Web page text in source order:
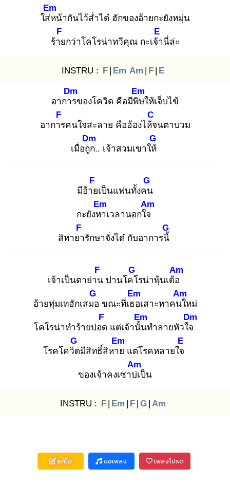
ใส่ห
Em
น้ากันไว้ส่ำได๋ ฮักของอ้ายกะยังหมุ่น
ร้าย
F
กว่าโคโรน่าทวีคุณ กะเจ้า
E
นี่ล่ะ
INSTRU : F | Em Am | F | E
อาการ
Dm
ของโควิด คือมีพิษ
Em
ให้เจ็บไข้
อาการ
F
คนใจสะลาย คือฮ้องไห้จ
C
นตาบวม
เมื่อถูก
Dm
.. เจ้าสวมเขาให้
G
มีอ้าย
F
เป็นแฟนทั้งคน
G
กะยังหา
Em
เวลานอกใจ
Am
สิหายา
F
รักษาจั่งได๋ กับอาการนี้
G
เจ้าเป็นตาย่าน
F
ปานโคโ
G
รน่าพุ้นเด้อ
Am
อ้ายทุ่มเทฮักเสมอ
G
ขณะที่เธอ
Em
เสาะหาคนใ
Am
หม่
โคโรน่าทำร้ายปอด
F
แต่เจ้านั้น
Em
ทำลายหัวใจ
Dm
โรคโควิด
G
มีสิทธิ์สิหาย
Em
แต่โรคหลายใจ
E
ของเจ้าคงเซาบ่เ
Am
ป็น
INSTRU : F | Em | F | G | Am
แก้ไข ขอเพลง เพลงโปรด